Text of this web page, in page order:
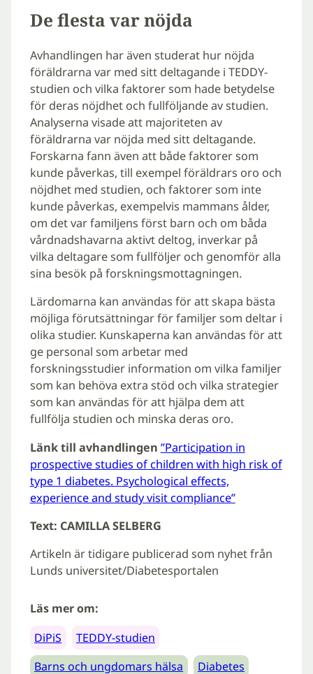
De flesta var nöjda
Avhandlingen har även studerat hur nöjda
föräldrarna var med sitt deltagande i TEDDY-
studien och vilka faktorer som hade betydelse
för deras nöjdhet och fullföljande av studien.
Analyserna visade att majoriteten av
föräldrarna var nöjda med sitt deltagande.
Forskarna fann även att både faktorer som
kunde påverkas, till exempel föräldrars oro och
nöjdhet med studien, och faktorer som inte
kunde påverkas, exempelvis mammans ålder,
om det var familjens först barn och om båda
vårdnadshavarna aktivt deltog, inverkar på
vilka deltagare som fullföljer och genomför alla
sina besök på forskningsmottagningen.
Lärdomarna kan användas för att skapa bästa
möjliga förutsättningar för familjer som deltar i
olika studier. Kunskaperna kan användas för att
ge personal som arbetar med
forskningsstudier information om vilka familjer
som kan behöva extra stöd och vilka strategier
som kan användas för att hjälpa dem att
fullfölja studien och minska deras oro.
Länk till avhandlingen ”Participation in
prospective studies of children with high risk of
type 1 diabetes. Psychological effects,
experience and study visit compliance”
Text: CAMILLA SELBERG
Artikeln är tidigare publicerad som nyhet från
Lunds universitet/Diabetesportalen
Läs mer om:
DiPiS
TEDDY-studien
Barns och ungdomars hälsa
Diabetes